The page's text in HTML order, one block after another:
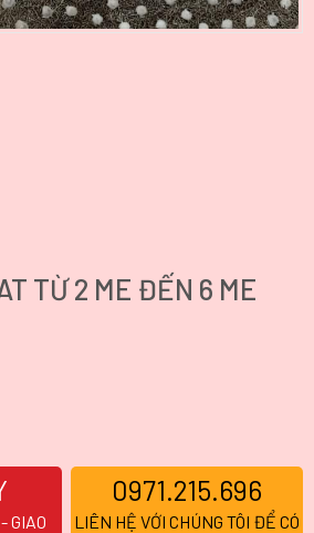
TỪ 2 ME ĐẾN 6 ME
GIAO
0971.215.696
LIÊN HỆ VỚI CHÚNG TÔI ĐỂ CÓ